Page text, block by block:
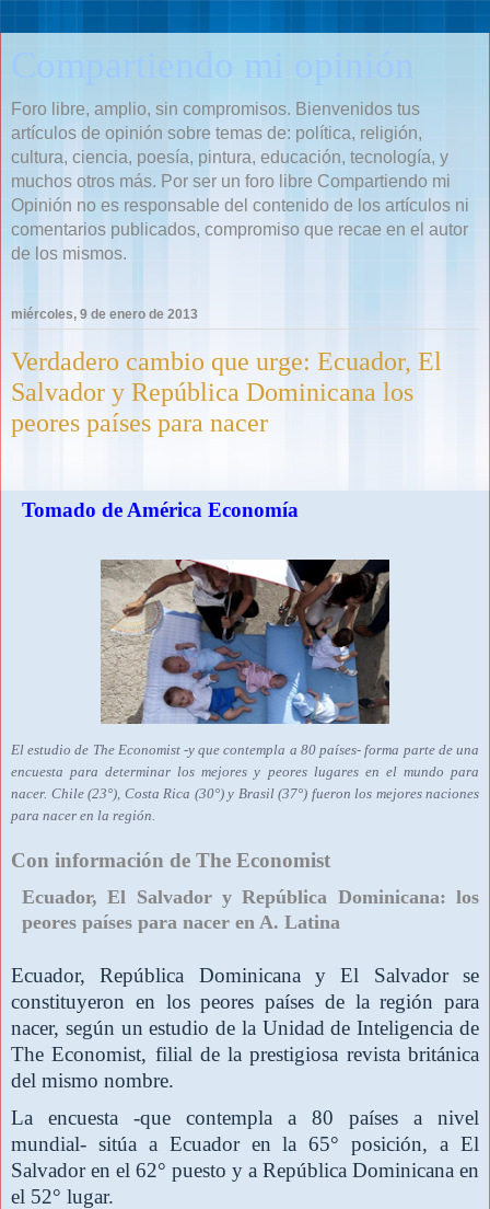
Compartiendo mi opinión
Foro libre, amplio, sin compromisos. Bienvenidos tus
artículos de opinión sobre temas de: política, religión,
cultura, ciencia, poesía, pintura, educación, tecnología, y
muchos otros más. Por ser un foro libre Compartiendo mi
Opinión no es responsable del contenido de los artículos ni
comentarios publicados, compromiso que recae en el autor
de los mismos.
miércoles, 9 de enero de 2013
Verdadero cambio que urge: Ecuador, El
Salvador y República Dominicana los
peores países para nacer
Tomado de América Economía
El estudio de The Economist -y que contempla a 80 países- forma parte de una
encuesta para determinar los mejores y peores lugares en el mundo para
nacer. Chile (23°), Costa Rica (30°) y Brasil (37°) fueron los mejores naciones
para nacer en la región.
Con información de The Economist
Ecuador, El Salvador y República Dominicana: los
peores países para nacer en A. Latina
Ecuador, República Dominicana y El Salvador se
constituyeron en los peores países de la región para
nacer, según un estudio de la Unidad de Inteligencia de
The Economist, filial de la prestigiosa revista británica
del mismo nombre.
La encuesta -que contempla a 80 países a nivel
mundial- sitúa a Ecuador en la 65° posición, a El
Salvador en el 62° puesto y a República Dominicana en
el 52° lugar.